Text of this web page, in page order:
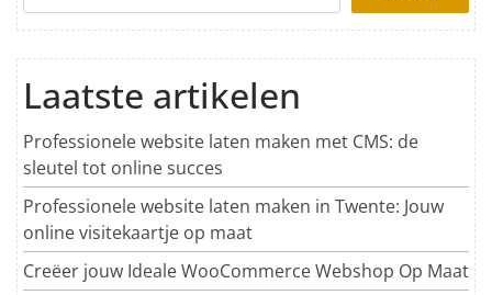
Laatste artikelen
Professionele website laten maken met CMS: de
sleutel tot online succes
Professionele website laten maken in Twente: Jouw
online visitekaartje op maat
Creëer jouw Ideale WooCommerce Webshop Op Maat